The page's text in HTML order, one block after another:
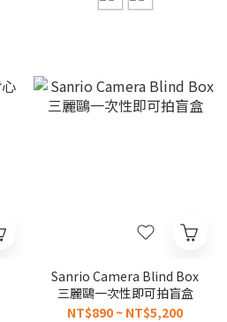
Sanrio Camera Blind Box
三麗鷗一次性即可拍盲盒
NT$890 ~ NT$5,200